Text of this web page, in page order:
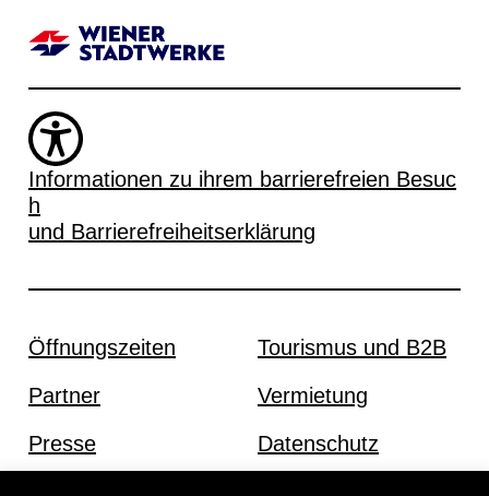
Informationen zu ihrem barrierefreien Besuc
h
und Barrierefreiheitserklärung
Öffnungszeiten
Partner
Presse
Tourismus und B2B
Vermietung
Datenschutz